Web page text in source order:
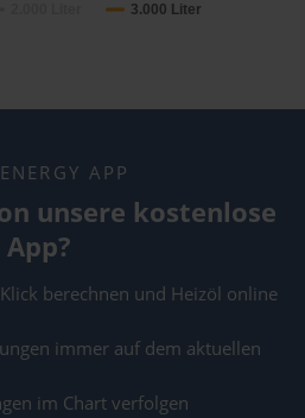
3.000 Liter
APP
unsere kostenlose
App?
berechnen und Heizöl online
immer auf dem aktuellen
im Chart verfolgen